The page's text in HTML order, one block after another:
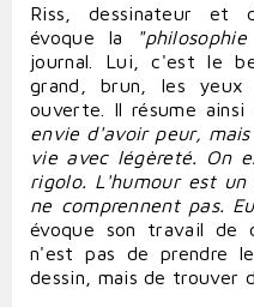
Riss, dessinateur et
évoque la
journal. Lui, c'est le
grand, brun, les yeux
ouverte. Il résume ainsi
envie d'avoirpeur, mais
vie avec légèreté. On
rigolo. L'humour est
ne comprennent pas.
évoque son travail de
n'est pas deprendre
dessin, mais de trouver